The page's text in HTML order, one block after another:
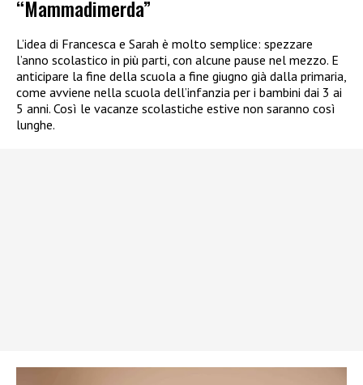
“Mammadimerda”
L’idea di Francesca e Sarah è molto semplice: spezzare
l’anno scolastico in più parti, con alcune pause nel mezzo. E
anticipare la fine della scuola a fine giugno già dalla primaria,
come avviene nella scuola dell’infanzia per i bambini dai 3 ai
5 anni. Così le vacanze scolastiche estive non saranno così
lunghe.